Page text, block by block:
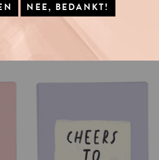
DRINK CHAMPAGNE
€3.50
OPTIES SELECTEREN